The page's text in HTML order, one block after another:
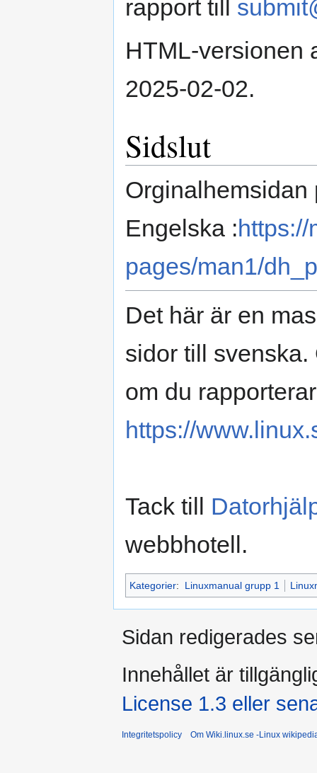
rapport till
HTML-versionen
2025-02-02.
Sidslut
Orginalhemsidan
Engelska :https://
pages/man1/
Det här är en
sidor till svenska.
om du
https://
Tack till
webbhotell.
Kategorier: Linuxmanual grupp 1
Sidan redigerades
Innehållet är
License 1.3 eller
Integritetspolicy Om Wiki.linux.se -Linux